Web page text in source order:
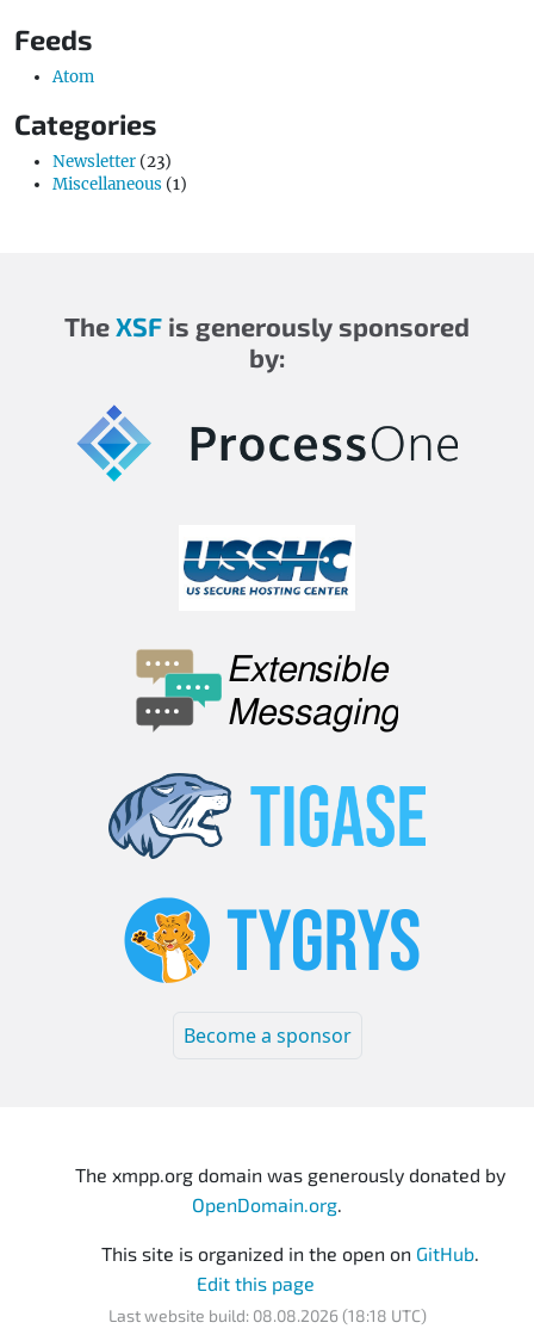
Feeds
Atom
Categories
Newsletter (23)
Miscellaneous (1)
TheXSF is generously sponsored
by:
Become a sponsor
The xmpp.org domain was generously donated by
OpenDomain.org
This site is organized in the open on GitHub.
Edit this page
Last website build: 08.08.2026 (18:18 UTC)